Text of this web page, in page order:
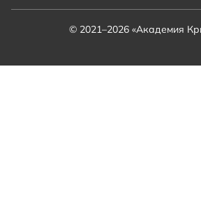
© 2021–2026 «Академия